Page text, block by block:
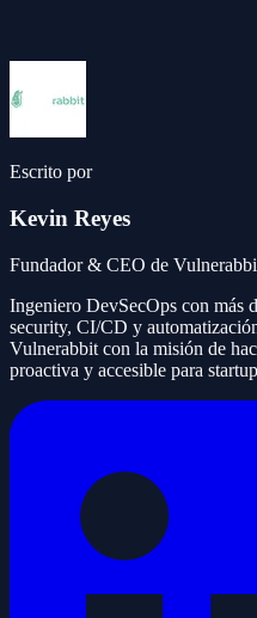
Escrito por
Kevin Reyes
Fundador & CEO de
Ingeniero DevSecOps con más
security, CI/CD y
Vulnerabbit con la misión de
proactiva y accesible para